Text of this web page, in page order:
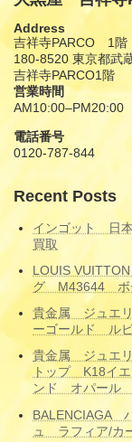
Address
吉祥寺PARCO 1階
180-8520 東京都武
吉祥寺PARCO1階
営業時間
AM10:00–PM20:00
電話番号
0120-787-844
Recent Posts
インゴット 日
買取
LOUIS
グ M43644 ボ
貴金属 ジュエ
ーゴールド ル
貴金属 ジュエ
トップ K18イ
ンド オパール
BALENCIAGA
ュ ラフィア/カ